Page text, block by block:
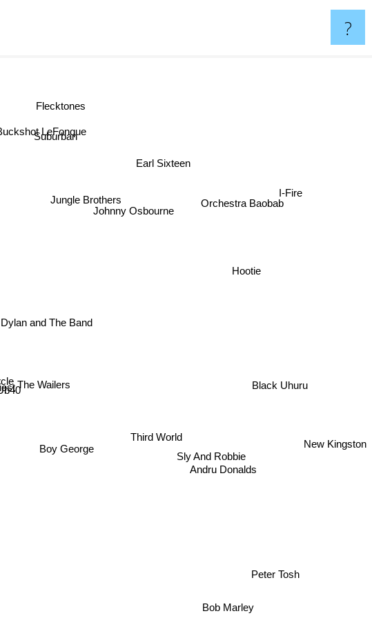
?
The Wailers
Boy George
and The Band
Jungle Brothers
Third World
Johnny Osbourne
Andru Donalds
Suburban
LeFonque
Sly And Robbie
Hootie
Flecktones
Bob Marley
Orchestra Baobab
Earl Sixteen
Black Uhuru
New Kingston
I-Fire
Peter Tosh